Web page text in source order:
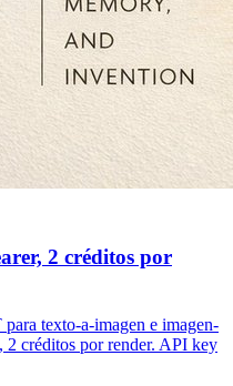
2 créditos por
texto-a-imagen e imagen-
2 créditos por render. API key